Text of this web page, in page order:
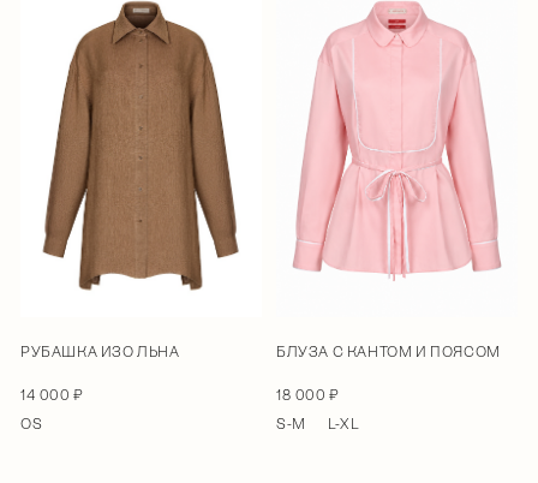
РУБАШКА ИЗО ЛЬНА
14 000 ₽
OS
БЛУЗА С КАНТОМ И ПОЯСОМ
18 000 ₽
S-M
L-XL